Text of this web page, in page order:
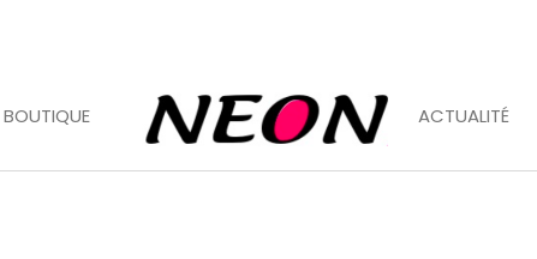
BOUTIQUE ACTUALITÉ